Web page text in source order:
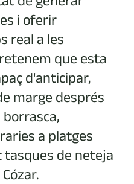
i oferir
real a les
que esta
d'anticipar,
marge després
borrasca,
a platges
de neteja